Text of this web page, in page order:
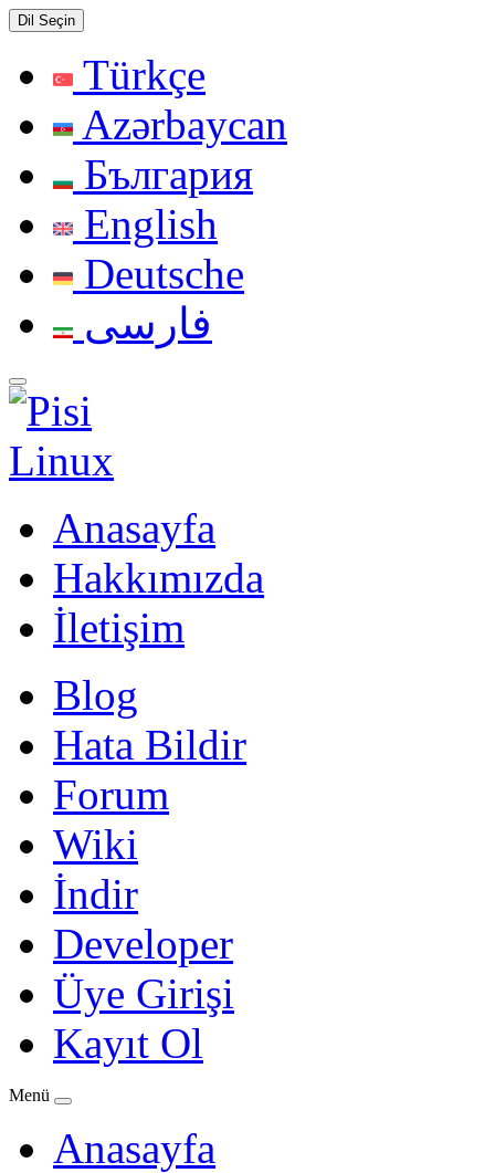
Dil Seçin
Türkçe
Azərbaycan
България
English
Deutsche
فارسی
Anasayfa
Hakkımızda
İletişim
Blog
Hata Bildir
Forum
Wiki
İndir
Developer
Üye Girişi
Kayıt Ol
Menü
Anasayfa